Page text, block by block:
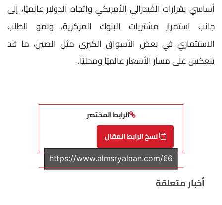
أساسي بقرارات الفيدرالي الأمريكي واتجاه الدولار عالميًا، إلى
جانب استمرار مشتريات البنوك المركزية، ونمو الطلب
الاستثماري في بعض الأسواق الكبرى مثل الصين، ما قد
ينعكس على مسار الأسعار عالميًا ومحليًا.
الرابط المختصر
نسخ الرابط المقال
أخبار متعلقة